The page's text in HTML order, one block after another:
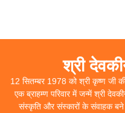
श्री
12 सितम्बर 1978 को श्री कृष्ण जी
एक ब्राहम्ण परिवार में जन्में श्री
संस्कृति और संस्कारों के संवाहक बने